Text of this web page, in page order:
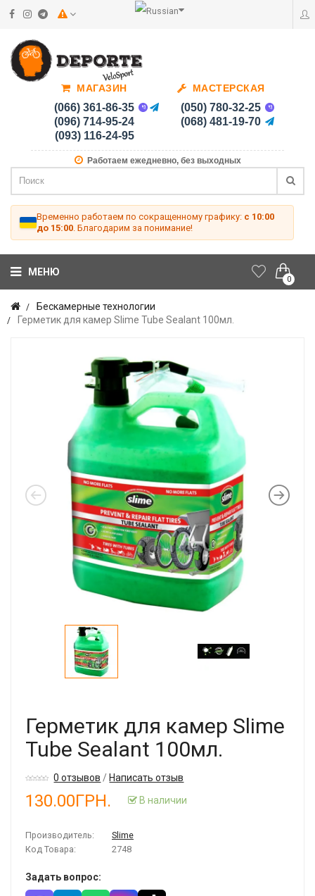
МАГАЗИН
(066) 361-86-35
(096) 714-95-24
(093) 116-24-95
МАСТЕРСКАЯ
(050) 780-32-25
(068) 481-19-70
Работаем ежедневно, без выходных
Временно работаем по сокращенному графику: с 10:00
до 15:00 . Благодарим за понимание!
0
МЕНЮ
Бескамерные технологии
Герметик для камер Slime Tube Sealant 100мл.
Герметик для камер Slime
Tube Sealant 100мл.
0 отзывов /Написать отзыв
130.00ГРН. В наличии
Производитель:
Slime
Код Товара:
2748
Задать вопрос: